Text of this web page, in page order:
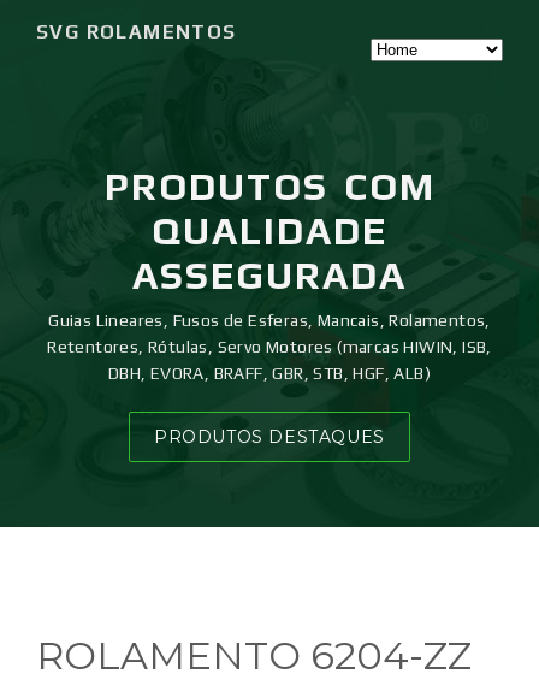
SVG ROLAMENTOS
PRODUTOS COM
QUALIDADE
ASSEGURADA
Guias Lineares, Fusos de Esferas, Mancais, Rolamentos,
Retentores, Rótulas, Servo Motores (marcas HIWIN, ISB,
DBH, EVORA, BRAFF, GBR, STB, HGF, ALB)
PRODUTOS DESTAQUES
ROLAMENTO 6204-ZZ